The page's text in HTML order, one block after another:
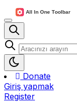
Donate
Giriş yapmak
Register